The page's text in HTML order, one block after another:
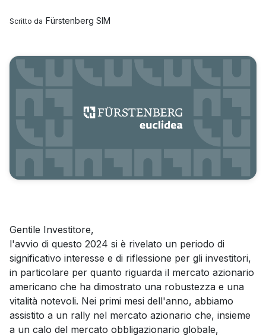
Scritto da Fürstenberg SIM
Gentile Investitore,
l'avvio di questo 2024 si è rivelato un periodo di
significativo interesse e di riflessione per gli investitori,
in particolare per quanto riguarda il mercato azionario
americano che ha dimostrato una robustezza e una
vitalità notevoli. Nei primi mesi dell'anno, abbiamo
assistito a un rally nel mercato azionario che, insieme
a un calo del mercato obbligazionario globale,